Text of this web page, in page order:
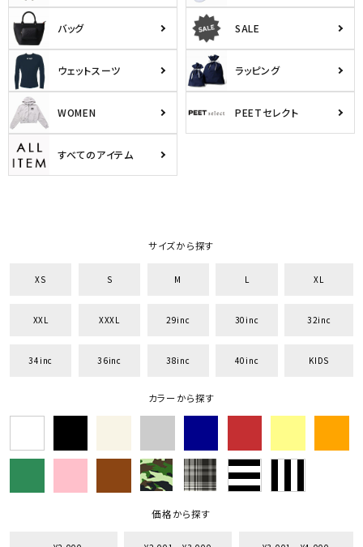
バッグ SALE
ウェットスーツ ラッピング
WOMEN PEETセレクト
すべてのアイテム
サイズから探す
XS S M L XL
XXL XXXL 29inc 30inc 32inc
34inc 36inc 38inc 40inc KIDS
カラーから探す
価格から探す